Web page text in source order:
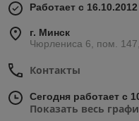
Работает с 16.10.2012
г. Минск
Чюрлениса 6, пом.
Контакты
Сегодня работает с
Показать весь